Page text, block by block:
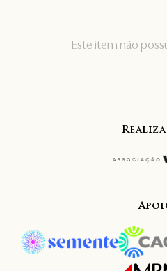
Este item não